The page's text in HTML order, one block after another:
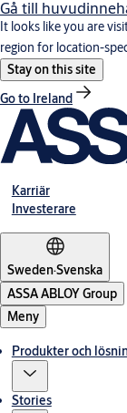
Gå till
It looks like you are
region for location-
Stay on this site
Go to Ireland
Karriär
Investerare
Sweden·Svenska
ASSA ABLOY Group
Meny
Produkter och
Stories